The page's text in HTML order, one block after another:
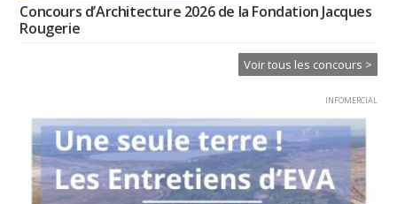
Concours d’Architecture 2026 de la Fondation Jacques
Rougerie
Voir tous les concours >
INFOMERCIAL